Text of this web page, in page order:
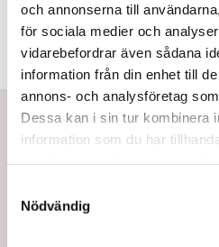
och annonserna till
för sociala medier och
vidarebefordrar även sådana
information från din enhet till
annons- och analysföretag
Dessa kan i sin tur kombinera
information som du har
Nödvändig
Bästsäljare